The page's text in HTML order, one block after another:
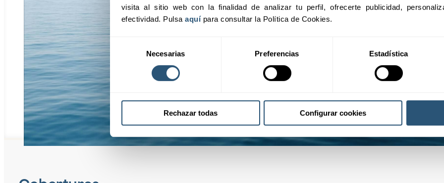
visita al sitio web con la finalidad de analizar tu perfil, ofrecerte publicidad,
efectividad. Pulsa aquí para consultar la Política de Cookies.
de
consentimiento
Necesarias Preferencias Estadística
Rechazar todas Configurar cookies